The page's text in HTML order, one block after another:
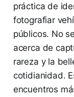
práctica de
fotografiar
públicos. No
acerca de
rareza y la
cotidianidad.
encuentros